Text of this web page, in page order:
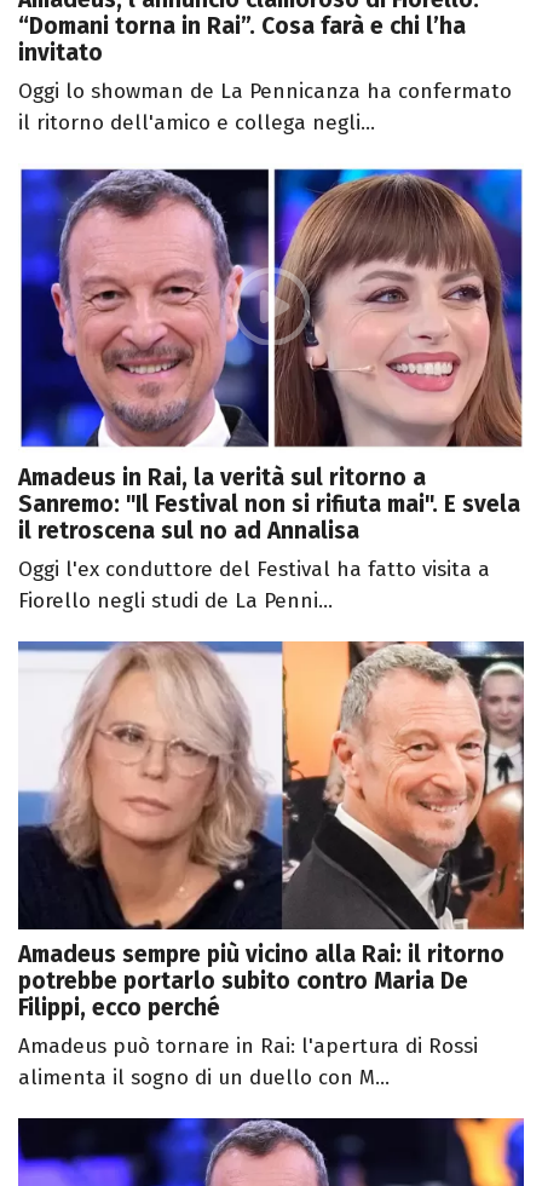
“Domani torna in Rai”. Cosa farà e chi l’ha
invitato
Oggi lo showman de La Pennicanza ha confermato
il ritorno dell'amico e collega negli...
Amadeus in Rai, la verità sul ritorno a
Sanremo: "Il Festival non si rifiuta mai". E svela
il retroscena sul no ad Annalisa
Oggi l'ex conduttore del Festival ha fatto visita a
Fiorello negli studi de La Penni...
Amadeus sempre più vicino alla Rai: il ritorno
potrebbe portarlo subito contro Maria De
Filippi, ecco perché
Amadeus può tornare in Rai: l'apertura di Rossi
alimenta il sogno di un duello con M...